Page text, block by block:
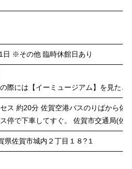
日 ※その他 臨時休館日あり
際には【イーミュージアム】を見たと
ス 約20分 佐賀空港バスのりばから佐
停で下車してすぐ。 佐賀市交通局(佐
県佐賀市城内２丁目１８?１